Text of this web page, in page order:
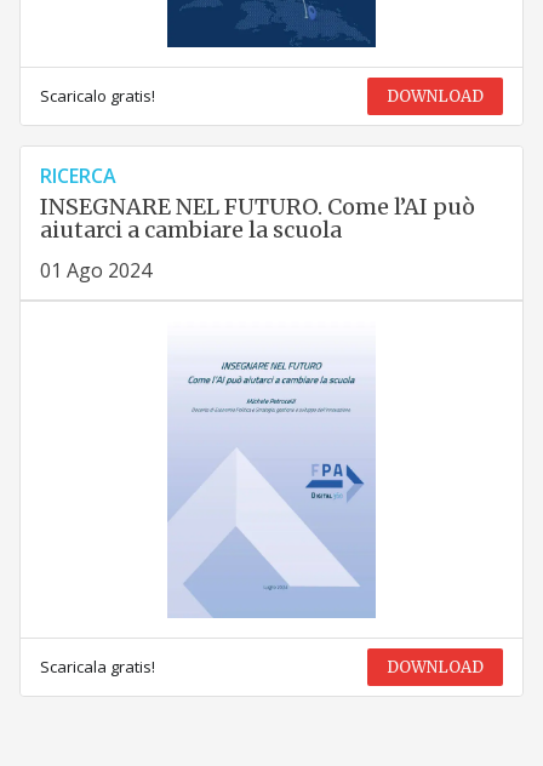
Scaricalo gratis! DOWNLOAD
RICERCA
INSEGNARE NEL FUTURO. Come l’AI può
aiutarci a cambiare la scuola
01 Ago 2024
Scaricala gratis! DOWNLOAD